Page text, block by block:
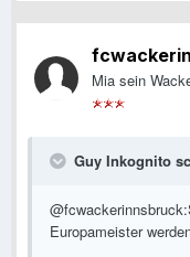
Mia sein
Guy Inkognito
Europameister